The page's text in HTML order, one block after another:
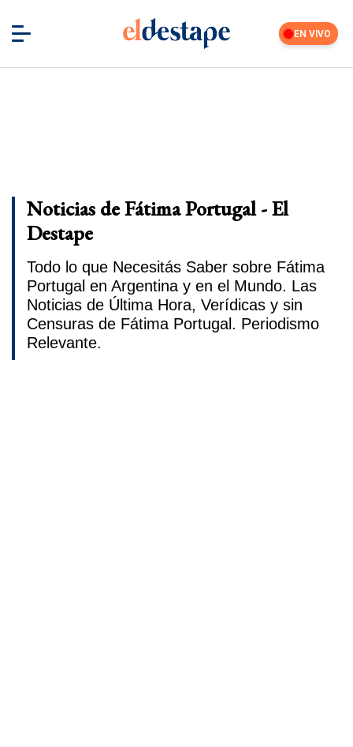
EN VIVO
Noticias de Fátima Portugal - El
Destape
Todo lo que Necesitás Saber sobre Fátima
Portugal en Argentina y en el Mundo. Las
Noticias de Última Hora, Verídicas y sin
Censuras de Fátima Portugal. Periodismo
Relevante.